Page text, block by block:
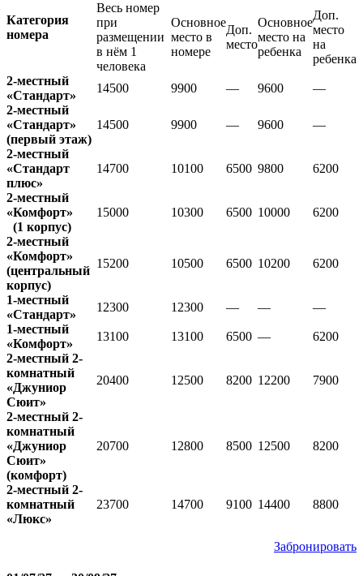
Категория
номера
Весь номер
при
размещении
в нём 1
человека
Основное
место в
номере
Доп.
место
Основное
место на
ребенка
Доп.
место
на
ребенка
2-местный
«Стандарт»
14500 9900 — 9600
—
2-местный
«Стандарт»
(первый этаж)
14500 9900 — 9600 —
2-местный
«Стандарт
плюс»
14700 10100 6500 9800 6200
2-местный
«Комфорт»
(1 корпус)
15000 10300 6500 10000 6200
2-местный
«Комфорт»
(центральный
корпус)
15200 10500 6500 10200 6200
1-местный
«Стандарт»
12300 12300 — —
—
1-местный
«Комфорт»
13100 13100 6500 —
6200
2-местный 2-
комнатный
«Джуниор
Сюит»
20400 12500 8200 12200 7900
2-местный 2-
комнатный
«Джуниор
Сюит»
(комфорт)
20700 12800 8500 12500 8200
2-местный 2-
комнатный
«Люкс»
23700 14700 9100 14400 8800
Забронировать